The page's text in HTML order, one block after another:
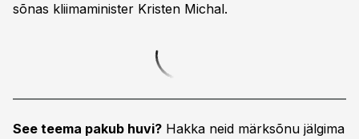
sõnas kliimaminister Kristen Michal.
See teema pakub huvi? Hakka neid märksõnu jälgima